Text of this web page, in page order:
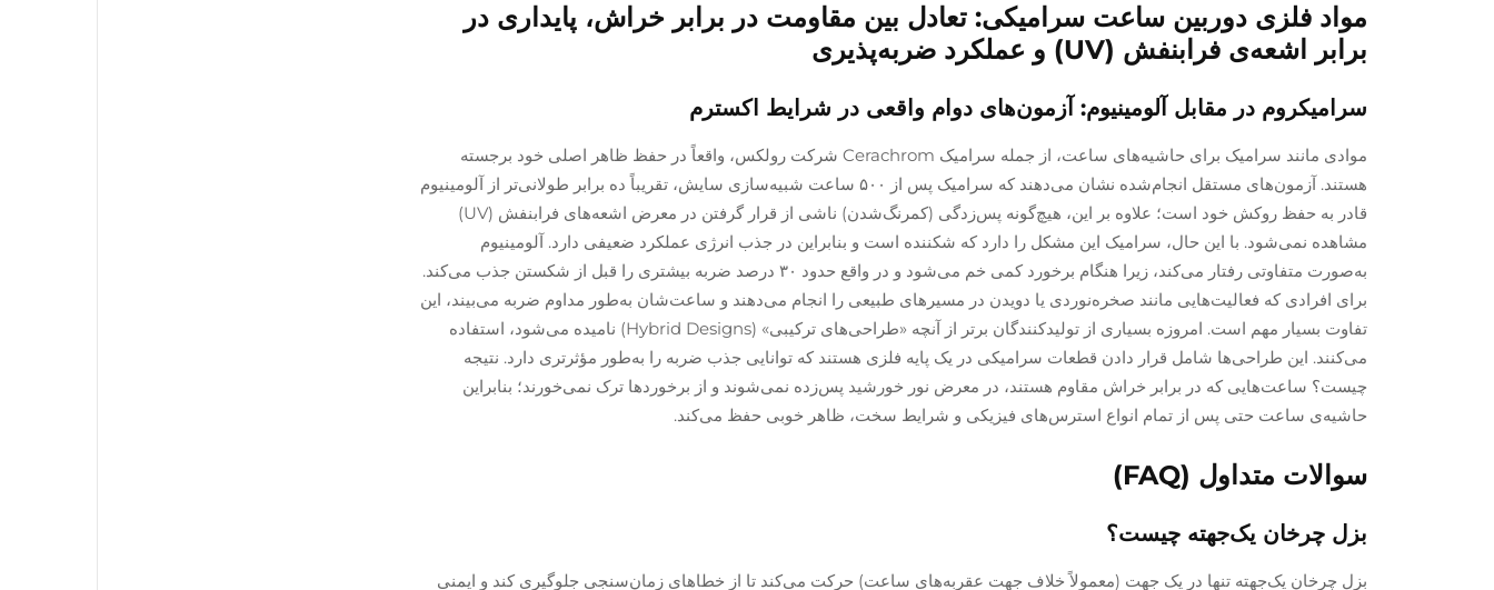
مواد فلزی دوربین ساعت سرامیکی: تعادل بین مقاومت در برابر خراش، پایداری در
برابر اشعه‌ی فرابنفش (UV) و عملکرد ضربه‌پذیری
سرامیکروم در مقابل آلومینیوم: آزمون‌های دوام واقعی در شرایط اکسترم
موادی مانند سرامیک برای حاشیه‌های ساعت، از جمله سرامیک Cerachrom شرکت رولکس، واقعاً در حفظ ظاهر اصلی خود برجسته
هستند. آزمون‌های مستقل انجام‌شده نشان می‌دهند که سرامیک پس از ۵۰۰ ساعت شبیه‌سازی سایش، تقریباً ده برابر طولانی‌تر از آلومینیوم
قادر به حفظ روکش خود است؛ علاوه بر این، هیچ‌گونه پس‌زدگی (کمرنگ‌شدن) ناشی از قرار گرفتن در معرض اشعه‌های فرابنفش (UV)
مشاهده نمی‌شود. با این حال، سرامیک این مشکل را دارد که شکننده است و بنابراین در جذب انرژی عملکرد ضعیفی دارد. آلومینیوم
به‌صورت متفاوتی رفتار می‌کند، زیرا هنگام برخورد کمی خم می‌شود و در واقع حدود ۳۰ درصد ضربه بیشتری را قبل از شکستن جذب می‌کند.
برای افرادی که فعالیت‌هایی مانند صخره‌نوردی یا دویدن در مسیرهای طبیعی را انجام می‌دهند و ساعت‌شان به‌طور مداوم ضربه می‌بیند، این
تفاوت بسیار مهم است. امروزه بسیاری از تولیدکنندگان برتر از آنچه «طراحی‌های ترکیبی» (Hybrid Designs) نامیده می‌شود، استفاده
می‌کنند. این طراحی‌ها شامل قرار دادن قطعات سرامیکی در یک پایه فلزی هستند که توانایی جذب ضربه را به‌طور مؤثرتری دارد. نتیجه
چیست؟ ساعت‌هایی که در برابر خراش مقاوم هستند، در معرض نور خورشید پس‌زده نمی‌شوند و از برخورد‌ها ترک نمی‌خورند؛ بنابراین
حاشیه‌ی ساعت حتی پس از تمام انواع استرس‌های فیزیکی و شرایط سخت، ظاهر خوبی حفظ می‌کند.
سوالات متداول (FAQ)
بزل چرخان یک‌جهته چیست؟
بزل چرخان یک‌جهته تنها در یک جهت (معمولاً خلاف جهت عقربه‌های ساعت) حرکت می‌کند تا از خطاهای زمان‌سنجی جلوگیری کند و ایمنی